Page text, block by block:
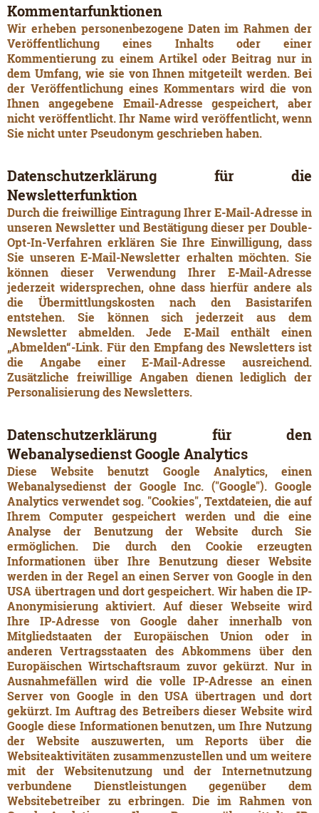
Kommentarfunktionen
Wir erheben personenbezogene Daten im Rahmen der
Veröffentlichung eines Inhalts oder einer
Kommentierung zu einem Artikel oder Beitrag nur in
dem Umfang, wie sie von Ihnen mitgeteilt werden. Bei
der Veröffentlichung eines Kommentars wird die von
Ihnen angegebene Email-Adresse gespeichert, aber
nicht veröffentlicht. Ihr Name wird veröffentlicht, wenn
Sie nicht unter Pseudonym geschrieben haben.
Datenschutzerklärung für die
Newsletterfunktion
Durch die freiwillige Eintragung Ihrer E-Mail-Adresse in
unseren Newsletter und Bestätigung dieser per Double-
Opt-In-Verfahren erklären Sie Ihre Einwilligung, dass
Sie unseren E-Mail-Newsletter erhalten möchten. Sie
können dieser Verwendung Ihrer E-Mail-Adresse
jederzeit widersprechen, ohne dass hierfür andere als
die Übermittlungskosten nach den Basistarifen
entstehen. Sie können sich jederzeit aus dem
Newsletter abmelden. Jede E-Mail enthält einen
„Abmelden“-Link. Für den Empfang des Newsletters ist
die Angabe einer E-Mail-Adresse ausreichend.
Zusätzliche freiwillige Angaben dienen lediglich der
Personalisierung des Newsletters.
Datenschutzerklärung für den
Webanalysedienst Google Analytics
Diese Website benutzt Google Analytics, einen
Webanalysedienst der Google Inc. ("Google"). Google
Analytics verwendet sog. "Cookies", Textdateien, die auf
Ihrem Computer gespeichert werden und die eine
Analyse der Benutzung der Website durch Sie
ermöglichen. Die durch den Cookie erzeugten
Informationen über Ihre Benutzung dieser Website
werden in der Regel an einen Server von Google in den
USA übertragen und dort gespeichert. Wir haben die IP-
Anonymisierung aktiviert. Auf dieser Webseite wird
Ihre IP-Adresse von Google daher innerhalb von
Mitgliedstaaten der Europäischen Union oder in
anderen Vertragsstaaten des Abkommens über den
Europäischen Wirtschaftsraum zuvor gekürzt. Nur in
Ausnahmefällen wird die volle IP-Adresse an einen
Server von Google in den USA übertragen und dort
gekürzt. Im Auftrag des Betreibers dieser Website wird
Google diese Informationen benutzen, um Ihre Nutzung
der Website auszuwerten, um Reports über die
Websiteaktivitäten zusammenzustellen und um weitere
mit der Websitenutzung und der Internetnutzung
verbundene Dienstleistungen gegenüber dem
Websitebetreiber zu erbringen. Die im Rahmen von